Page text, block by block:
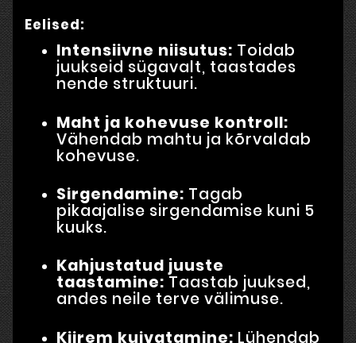
Eelised:
Intensiivne niisutus: Toidab
juukseid sügavalt, taastades
nende struktuuri.
Maht ja kohevuse kontroll:
Vähendab mahtu ja kõrvaldab
kohevuse.
Sirgendamine: Tagab
pikaajalise sirgendamise kuni 5
kuuks.
Kahjustatud juuste
taastamine: Taastab juuksed,
andes neile terve välimuse.
Kiirem kuivatamine: Lühendab